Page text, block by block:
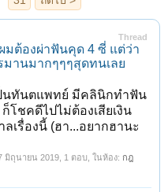
Thread
ต้องผ่าฟันคุด 4 ซี่ แต่ว่า
มานมากๆๆๆสุดทนเลย
นทันตแพทย์ มีคลินิกทำฟัน
โชคดีไปไม่ต้องเสียเงิน
เรื่องนี้ (ฮา...อยากฮานะ
มิถุนายน 2019 , 1 ตอบ, ในห้อง: กฎ